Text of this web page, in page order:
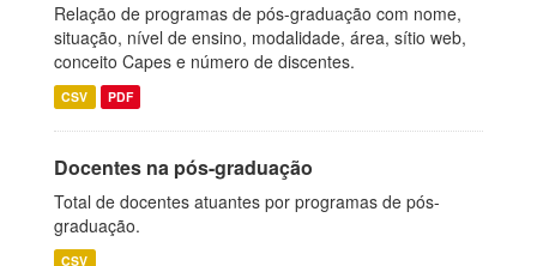
Relação de programas de pós-graduação com nome,
situação, nível de ensino, modalidade, área, sítio web,
conceito Capes e número de discentes.
CSV PDF
Docentes na pós-graduação
Total de docentes atuantes por programas de pós-
graduação.
CSV